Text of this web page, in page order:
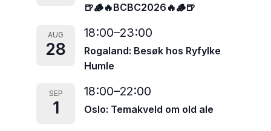
🍺🪵🔥BCBC2026🔥🪵🍺
AUG
28
18:00–23:00
Rogaland: Besøk hos Ryfylke
Humle
SEP
1
18:00–22:00
Oslo: Temakveld om old ale